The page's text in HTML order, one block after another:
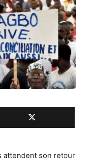
attendent son retour